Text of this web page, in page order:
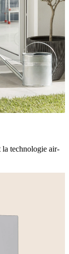
la technologie air-